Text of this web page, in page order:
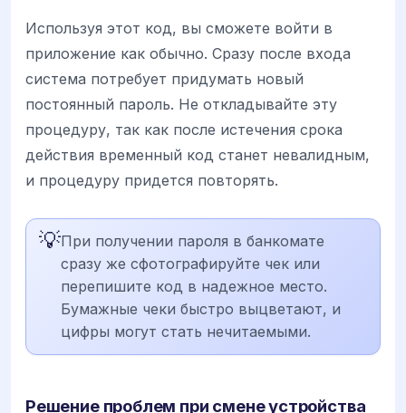
Используя этот код, вы сможете войти в
приложение как обычно. Сразу после входа
система потребует придумать новый
постоянный пароль. Не откладывайте эту
процедуру, так как после истечения срока
действия временный код станет невалидным,
и процедуру придется повторять.
💡При получении пароля в банкомате
сразу же сфотографируйте чек или
перепишите код в надежное место.
Бумажные чеки быстро выцветают, и
цифры могут стать нечитаемыми.
Решение проблем при смене устройства